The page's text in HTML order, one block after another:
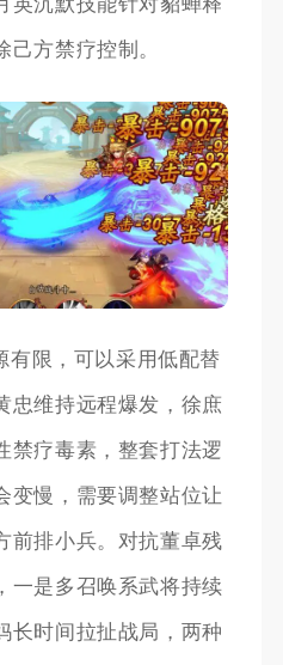
英沉默技能针对貂蝉释
方禁疗控制。
有限，可以采用低配替
忠维持远程爆发，徐庶
禁疗毒素，整套打法逻
变慢，需要调整站位让
前排小兵。对抗董卓残
一是多召唤系武将持续
长时间拉扯战局，两种